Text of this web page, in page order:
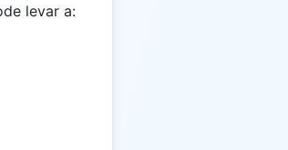
levar a: